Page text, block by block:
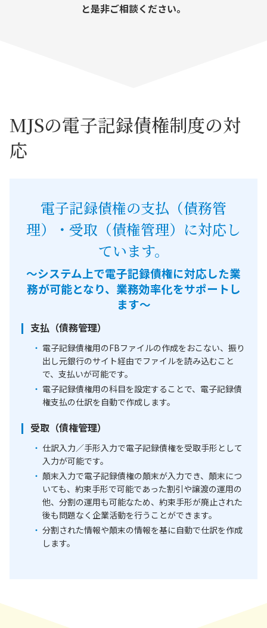
と是非ご相談ください。
MJSの電子記録債権制度の対
応
電子記録債権の支払（債務管
理）・受取（債権管理）に対応し
ています。
～システム上で電子記録債権に対応した業
務が可能となり、業務効率化をサポートし
ます～
支払（債務管理）
電子記録債権用のFBファイルの作成をおこない、振り
出し元銀行のサイト経由でファイルを読み込むこと
で、支払いが可能です。
電子記録債権用の科目を設定することで、電子記録債
権支払の仕訳を自動で作成します。
受取（債権管理）
仕訳入力／手形入力で電子記録債権を受取手形として
入力が可能です。
顛末入力で電子記録債権の顛末が入力でき、顛末につ
いても、約束手形で可能であった割引や譲渡の運用の
他、分割の運用も可能なため、約束手形が廃止された
後も問題なく企業活動を行うことができます。
分割された情報や顛末の情報を基に自動で仕訳を作成
します。